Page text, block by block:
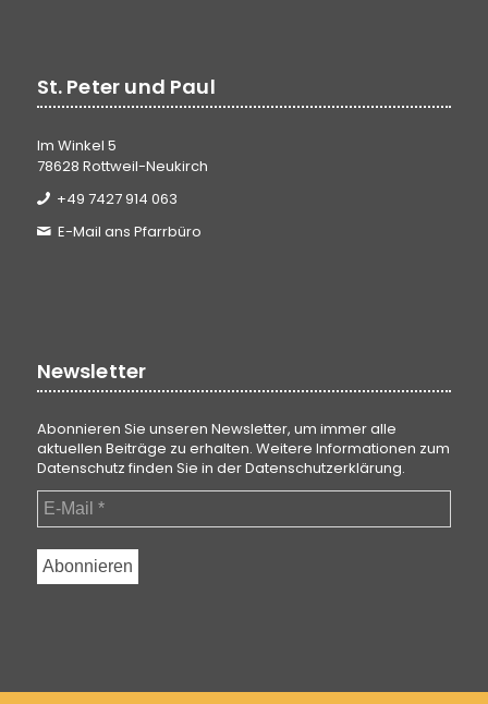
St. Peter und Paul
Im Winkel 5
78628 Rottweil-Neukirch
+49 7427 914 063
E-Mail ans Pfarrbüro
Newsletter
Abonnieren Sie unseren Newsletter, um immer alle
aktuellen Beiträge zu erhalten. Weitere Informationen zum
Datenschutz finden Sie in derDatenschutzerklärung.